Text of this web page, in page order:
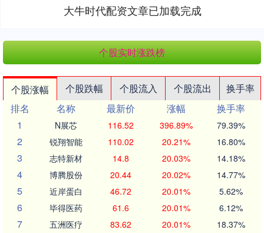
大牛时代配资文章已加载完成
个股实时涨跌榜
个股涨幅 个股跌幅 个股流入 个股流出
换手率
排名
名称 最新价 涨幅
换手率
1
N展芯 116.52 396.89% 79.39%
2 锐翔智能 110.02 20.21% 16.80%
3 志特新材 14.8 20.03% 14.18%
4 博腾股份 20.44 20.02% 14.77%
5 近岸蛋白 46.72 20.01% 5.62%
6 毕得医药 61.6 20.01% 6.12%
7 五洲医疗 83.62 20.01% 18.37%